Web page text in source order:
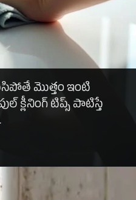
మొత్తం ఇంటి
క్లీనింగ్ టిప్స్ పాటిస్తే